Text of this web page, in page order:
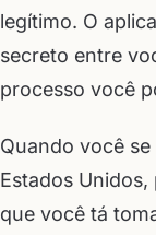
legítimo. O
secreto entre
processo você
Quando você
Estados
que você tá